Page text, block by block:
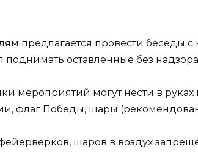
предлагается провести беседы
поднимать оставленные без
мероприятий могут нести в
флаг Победы, шары
шаров в воздух